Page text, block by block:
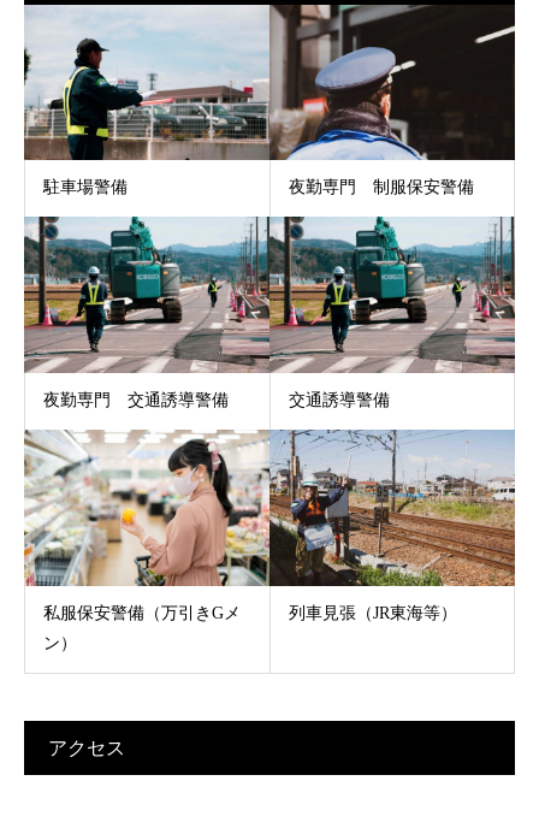
駐車場警備 夜勤専門 制服保安警備
夜勤専門 交通誘導警備 交通誘導警備
私服保安警備（万引きGメ
ン）
列車見張（JR東海等）
アクセス